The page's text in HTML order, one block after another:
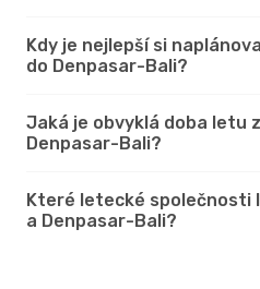
Kdy je nejlepší si
do Denpasar-Bali?
Jaká je obvyklá doba letu
Denpasar-Bali?
Které letecké společnosti
a Denpasar-Bali?